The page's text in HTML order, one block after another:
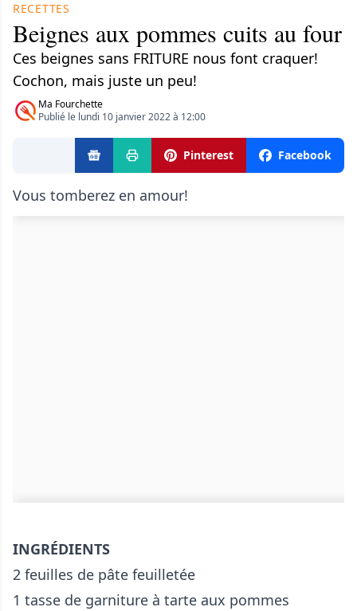
RECETTES
Beignes aux pommes cuits au four
Ces beignes sans FRITURE nous font craquer!
Cochon, mais juste un peu!
Ma Fourchette
Publié le lundi 10 janvier 2022 à 12:00
Pinterest Facebook
Vous tomberez en amour!
INGRÉDIENTS
2 feuilles de pâte feuilletée
1 tasse de garniture à tarte aux pommes